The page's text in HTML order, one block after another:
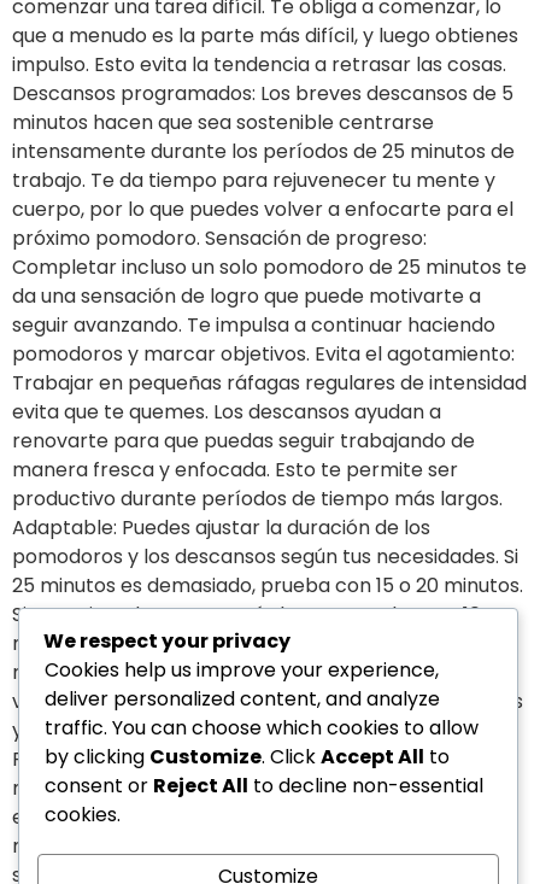
comenzar una tarea difícil. Te obliga a comenzar, lo
que a menudo es la parte más difícil, y luego obtienes
impulso. Esto evita la tendencia a retrasar las cosas.
Descansos programados: Los breves descansos de 5
minutos hacen que sea sostenible centrarse
intensamente durante los períodos de 25 minutos de
trabajo. Te da tiempo para rejuvenecer tu mente y
cuerpo, por lo que puedes volver a enfocarte para el
próximo pomodoro. Sensación de progreso:
Completar incluso un solo pomodoro de 25 minutos te
da una sensación de logro que puede motivarte a
seguir avanzando. Te impulsa a continuar haciendo
pomodoros y marcar objetivos. Evita el agotamiento:
Trabajar en pequeñas ráfagas regulares de intensidad
evita que te quemes. Los descansos ayudan a
renovarte para que puedas seguir trabajando de
manera fresca y enfocada. Esto te permite ser
productivo durante períodos de tiempo más largos.
Adaptable: Puedes ajustar la duración de los
pomodoros y los descansos según tus necesidades. Si
25 minutos es demasiado, prueba con 15 o 20 minutos.
Si necesitas descansos más largos, prueba con 10
minutos. encuentra lo que funcione mejor para ti. En
resumen, la técnica Pomodoro es una herramienta
valiosa para desarrollar hábitos de trabajo enfocados
y productivos. ¿Por qué no la pruebas tú mismo?
Puede ayudarte a lograr más en menos tiempo y con
menos estrés. Si te gustó nuestro contenido no dudes
en compartir esta valiosa información, de igual
manera déjanos tus comentarios, estamos aquí para
servirte. Te esperamos en nuestro próximo artículo
We respect your privacy
Cookies help us improve your experience,
deliver personalized content, and analyze
traffic. You can choose which cookies to allow
by clicking Customize. ClickAccept All to
consent or Reject All to decline non-essential
cookies.
Customize